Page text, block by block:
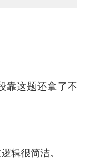
靠这题还拿了不
辑很简洁。